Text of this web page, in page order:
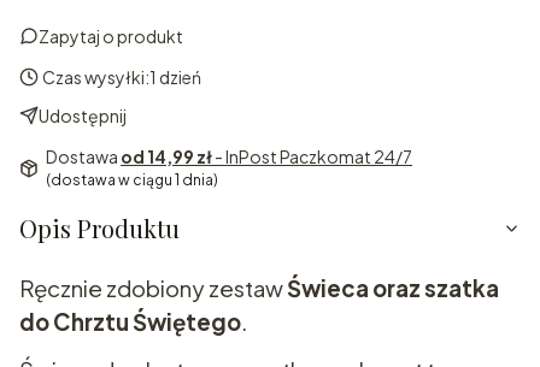
Zapytaj o produkt
Czas wysyłki:1 dzień
Udostępnij
Dostawa od 14,99 zł- InPost Paczkomat 24/7
(dostawa w ciągu 1 dnia)
Opis Produktu
Ręcznie zdobiony zestawŚwieca oraz szatka
do Chrztu Świętego.